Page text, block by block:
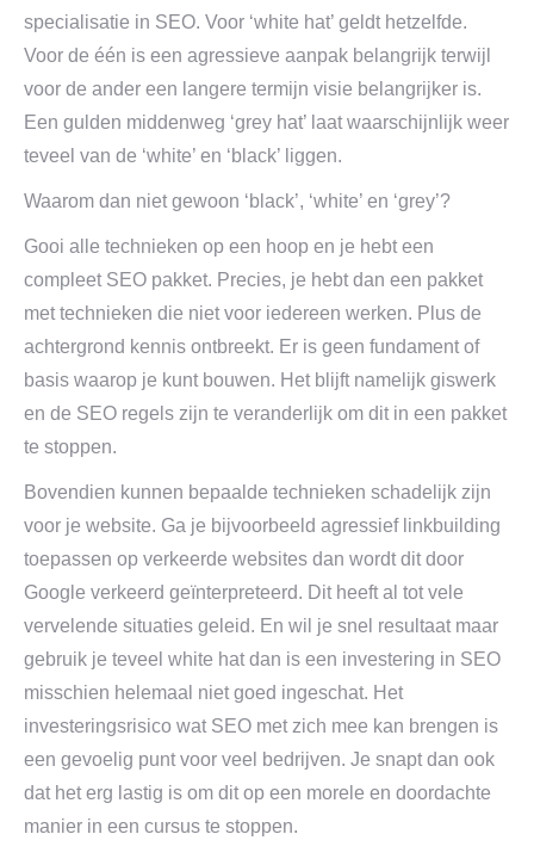
specialisatie in SEO. Voor ‘white hat’ geldt hetzelfde.
Voor de één is een agressieve aanpak belangrijk terwijl
voor de ander een langere termijn visie belangrijker is.
Een gulden middenweg ‘grey hat’ laat waarschijnlijk weer
teveel van de ‘white’ en ‘black’ liggen.
Waarom dan niet gewoon ‘black’, ‘white’ en ‘grey’?
Gooi alle technieken op een hoop en je hebt een
compleet SEO pakket. Precies, je hebt dan een pakket
met technieken die niet voor iedereen werken. Plus de
achtergrond kennis ontbreekt. Er is geen fundament of
basis waarop je kunt bouwen. Het blijft namelijk giswerk
en de SEO regels zijn te veranderlijk om dit in een pakket
te stoppen.
Bovendien kunnen bepaalde technieken schadelijk zijn
voor je website. Ga je bijvoorbeeld agressief linkbuilding
toepassen op verkeerde websites dan wordt dit door
Google verkeerd geïnterpreteerd. Dit heeft al tot vele
vervelende situaties geleid. En wil je snel resultaat maar
gebruik je teveel white hat dan is een investering in SEO
misschien helemaal niet goed ingeschat. Het
investeringsrisico wat SEO met zich mee kan brengen is
een gevoelig punt voor veel bedrijven. Je snapt dan ook
dat het erg lastig is om dit op een morele en doordachte
manier in een cursus te stoppen.